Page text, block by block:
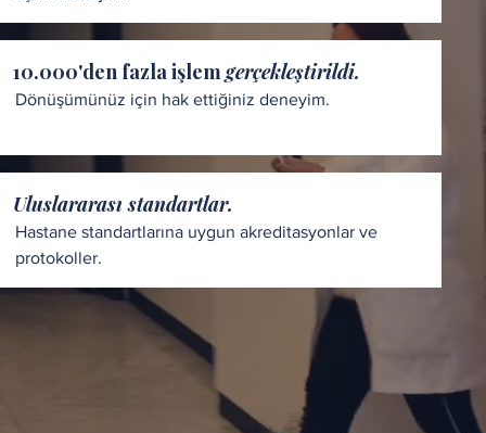
10.000'den fazla işlemgerçekleştirildi.
Dönüşümünüz için hak ettiğiniz deneyim.
Uluslararası standartlar.
Hastane standartlarına uygun akreditasyonlar ve
protokoller.